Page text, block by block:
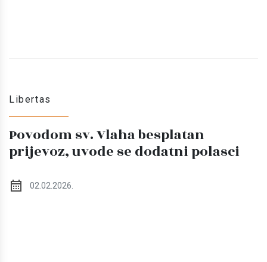
Libertas
Povodom sv. Vlaha besplatan
prijevoz, uvode se dodatni polasci
02.02.2026.